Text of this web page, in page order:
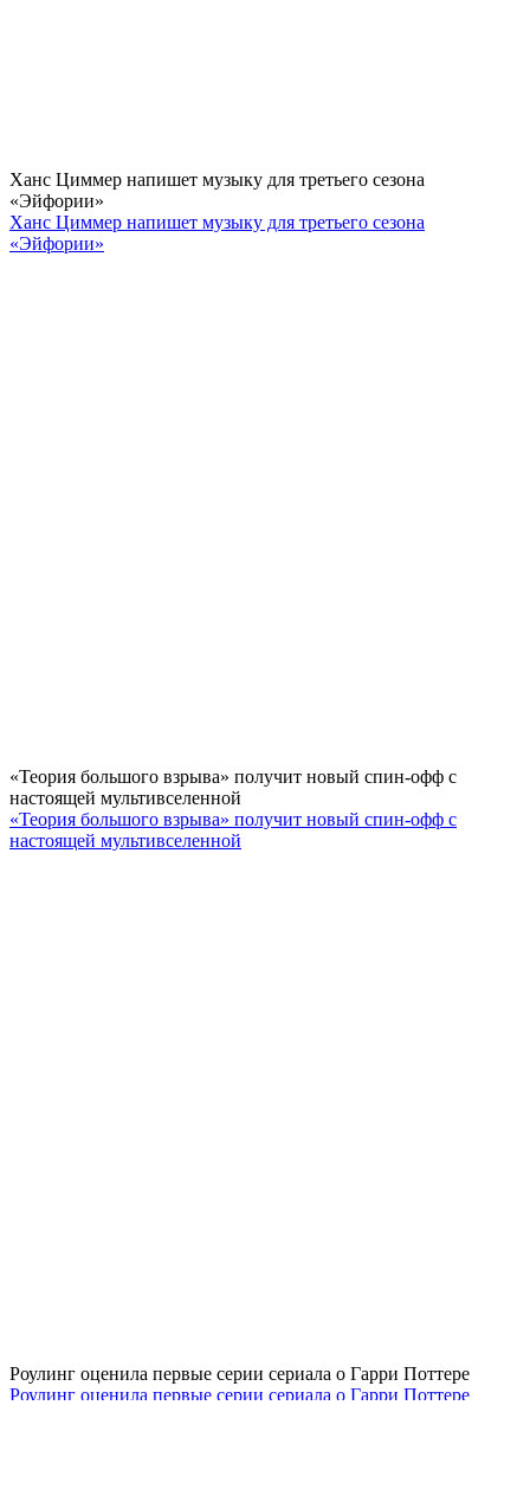
Ханс Циммер напишет музыку для третьего сезона
«Эйфории»
Ханс Циммер напишет музыку для третьего сезона
«Эйфории»
«Теория большого взрыва» получит новый спин-офф с
настоящей мультивселенной
«Теория большого взрыва» получит новый спин-офф с
настоящей мультивселенной
Роулинг оценила первые серии сериала о Гарри Поттере
Роулинг оценила первые серии сериала о Гарри Поттере